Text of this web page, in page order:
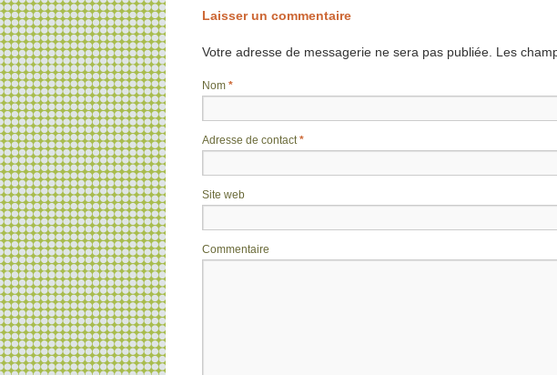
Laisser un commentaire
Votre adresse de messagerie ne sera pas publiée. Les
Nom *
Adresse de contact*
Site web
Commentaire